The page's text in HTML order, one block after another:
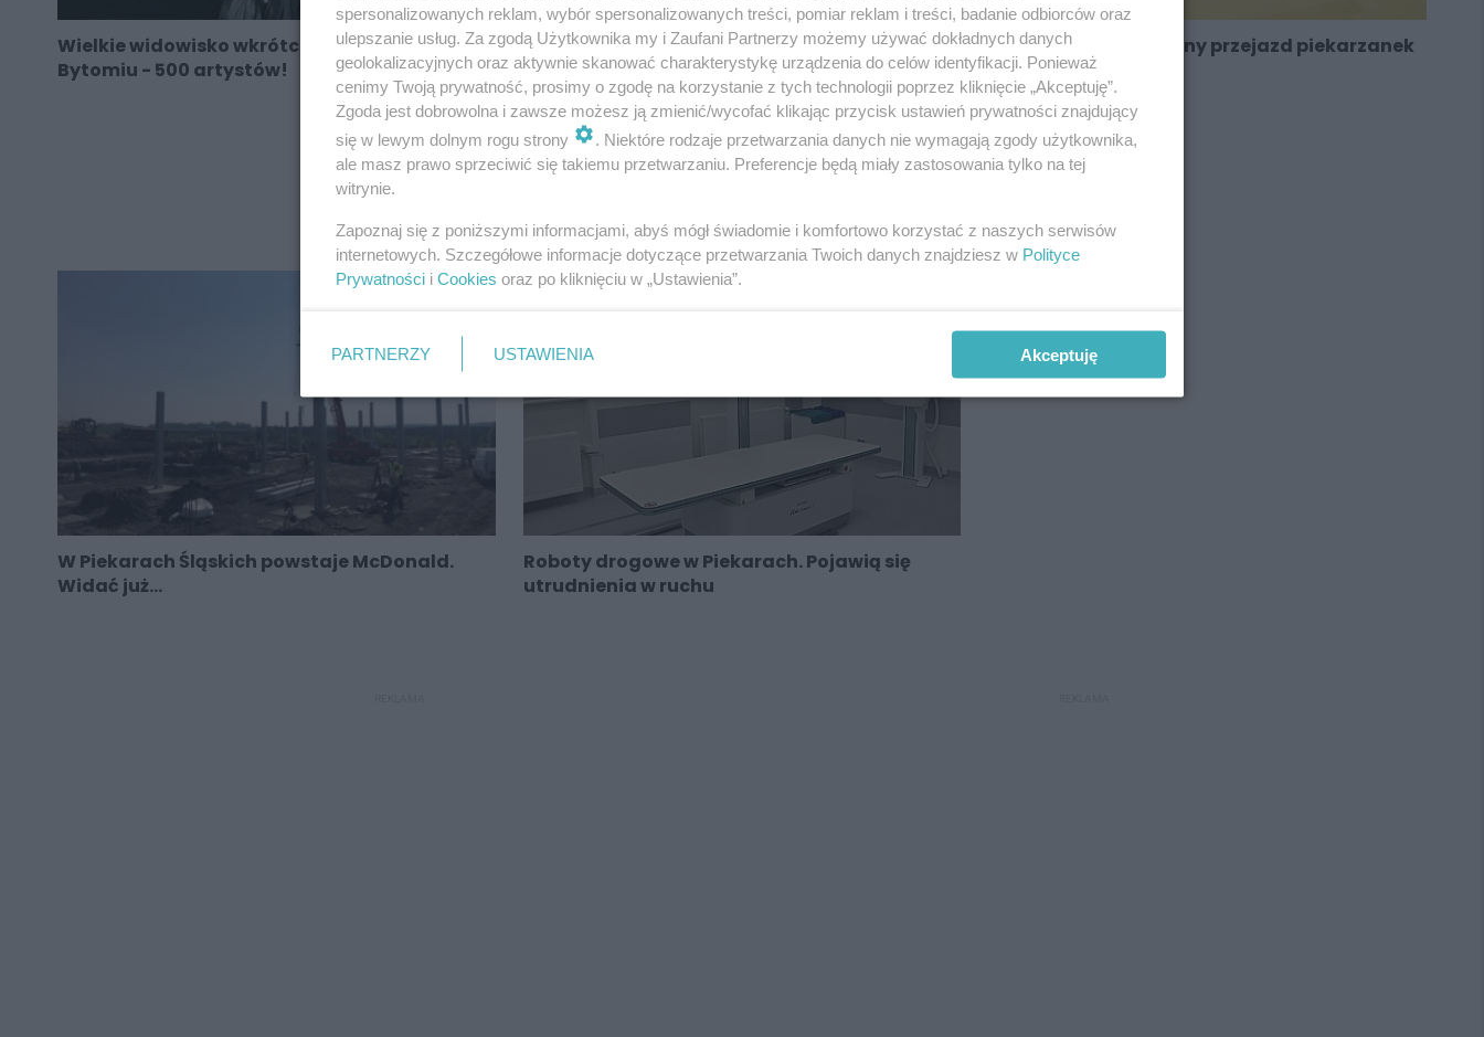
Wielkie widowisko wkrótce na Rynku w
Bytomiu - 500 artystów!
Poszukiwany listami gończymi po latach
wpadł w ręce...
Strajk kobiet – wspólny przejazd piekarzanek
i bytomianek...
W Piekarach Śląskich powstaje McDonald.
Widać już...
Roboty drogowe w Piekarach. Pojawią się
utrudnienia w ruchu
spersonalizowanych reklam, wybór spersonalizowanych treści, pomiar reklam i treści, badanie odbiorców oraz
ulepszanie usług. Za zgodą Użytkownika my i Zaufani Partnerzy możemy używać dokładnych danych
geolokalizacyjnych oraz aktywnie skanować charakterystykę urządzenia do celów identyfikacji. Ponieważ
cenimy Twoją prywatność, prosimy o zgodę na korzystanie z tych technologii poprzez kliknięcie „Akceptuję”.
Zgoda jest dobrowolna i zawsze możesz ją zmienić/wycofać klikając przycisk ustawień prywatności znajdujący
się w lewym dolnym rogu strony
. Niektóre rodzaje przetwarzania danych nie wymagają zgody użytkownika,
ale masz prawo sprzeciwić się takiemu przetwarzaniu. Preferencje będą miały zastosowania tylko na tej
witrynie.
Zapoznaj się z poniższymi informacjami, abyś mógł świadomie i komfortowo korzystać z naszych serwisów
internetowych. Szczegółowe informacje dotyczące przetwarzania Twoich danych znajdziesz w Polityce
Prywatności i Cookies oraz po kliknięciu w „Ustawienia”.
PARTNERZY USTAWIENIA Akceptuję